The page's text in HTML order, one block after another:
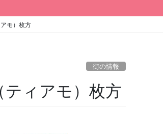
モ）枚方
街の情報
ィアモ）枚方